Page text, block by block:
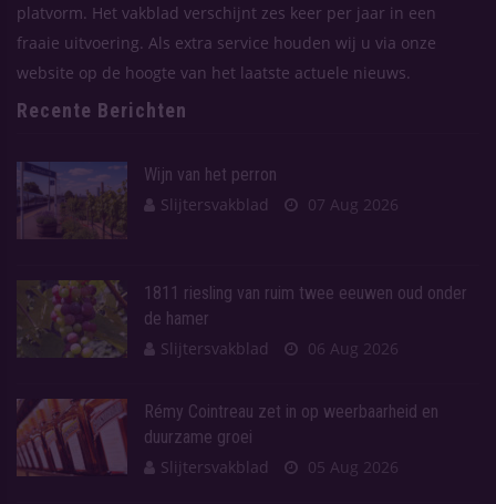
platvorm. Het vakblad verschijnt zes keer per jaar in een
fraaie uitvoering. Als extra service houden wij u via onze
website op de hoogte van het laatste actuele nieuws.
Recente Berichten
Wijn van het perron
Slijtersvakblad
07 Aug 2026
1811 riesling van ruim twee eeuwen oud onder
de hamer
Slijtersvakblad
06 Aug 2026
Rémy Cointreau zet in op weerbaarheid en
duurzame groei
Slijtersvakblad
05 Aug 2026